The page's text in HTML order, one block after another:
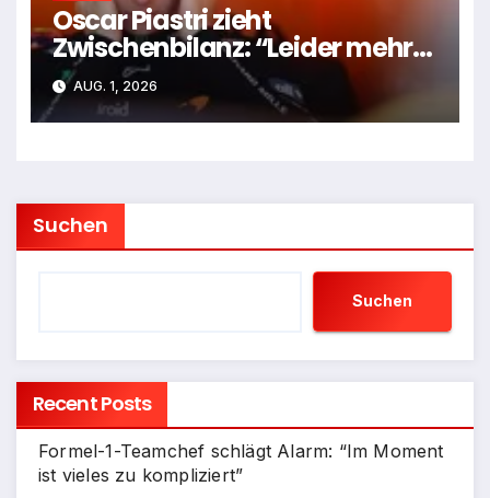
Oscar Piastri zieht
Zwischenbilanz: “Leider mehr
Tiefen als Höhen”
AUG. 1, 2026
Suchen
Suchen
Recent Posts
Formel-1-Teamchef schlägt Alarm: “Im Moment
ist vieles zu kompliziert”